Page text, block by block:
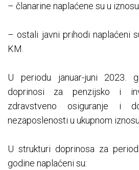
– članarine naplaćene su u
– ostali javni prihodi naplaćeni
KM.
U periodu januar-juni 2023.
doprinosi za penzijsko i
zdravstveno osiguranje i
nezaposlenosti u ukupnom
U strukturi doprinosa za
godine naplaćeni su: